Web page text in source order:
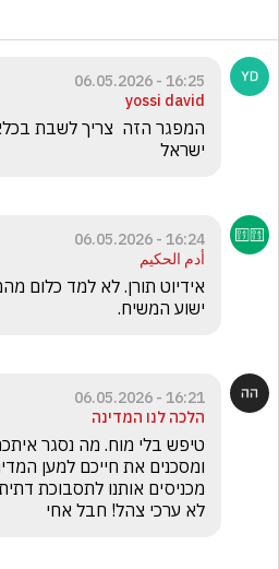
16:25 - 06.05.2026
yossi david
ישראל
16:24 - 06.05.2026
أدم الحكيم
ישוע המשיח.
16:21 - 06.05.2026
הלכה לנו המדינה
לא ערכי צהל! חבל אחי